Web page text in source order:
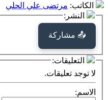
الكاتب: مرتضى علي الحلي
النشر:
📤 مشاركة
التعليقات:
لا توجد تعليقات.
الاسم: